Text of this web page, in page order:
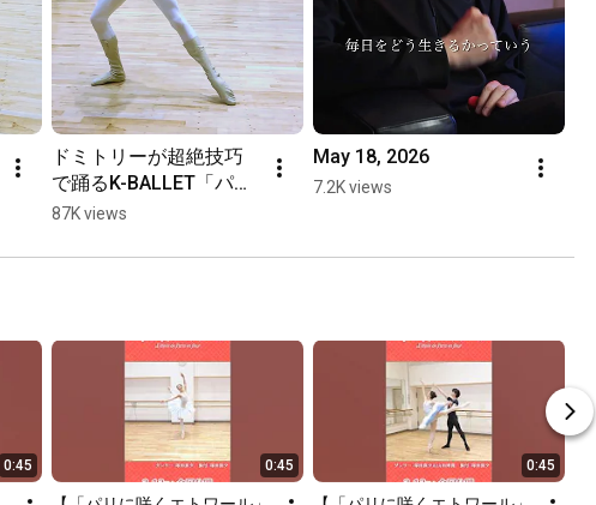
ドミトリーが超絶技巧
で踊るK-BALLET「パリ
の炎」🔥
87K views
May 18, 2026
7.2K views
0:45 0:45 0:45